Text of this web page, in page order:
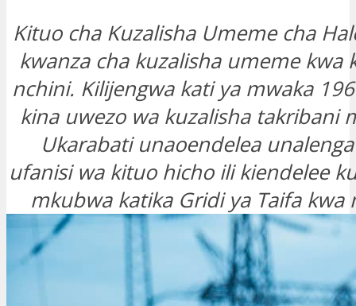
Kituo cha Kuzalisha Umeme cha
kwanza cha kuzalisha umeme kwa
nchini. Kilijengwa kati ya mwaka
kina uwezo wa kuzalisha takribani
Ukarabati unaoendelea
ufanisi wa kituo hicho ili kiendelee
mkubwa katika Gridi ya Taifa kwa